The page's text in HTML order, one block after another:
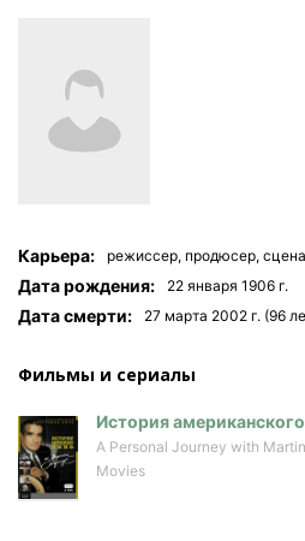
Карьера: режиссер, продюсер,
Дата рождения: 22 января 1906 г.
Дата смерти: 27 мартa 2002 г. (96
Фильмы и сериалы
История
A Personal Journey with
Movies